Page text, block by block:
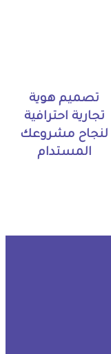
تصميم هوية
تجارية احترافية
لنجاح مشروعك
المستدام